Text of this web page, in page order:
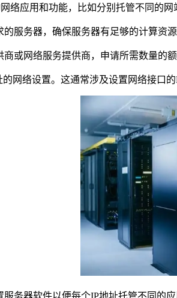
应用和功能，比如分别托管不同的网
服务器，确保服务器有足够的计算资
或网络服务提供商，申请所需数量的
网络设置。这通常涉及设置网络接口
务器软件以便每个IP地址托管不同的